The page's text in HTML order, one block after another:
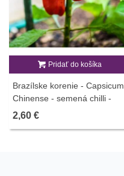
Pridať do košíka
Brazílske korenie - Capsicum
Chinense - semená chilli -
6 ks
2,60 €